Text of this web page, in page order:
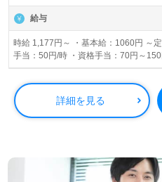
給与
時給 1,177円～ ・基本給：1060円 ～
手当：50円/時 ・資格手当：70円～
きる方） ・地域手当：30円/時 ・日
よる ※試用期間中の給与の変動なし
詳細を見る